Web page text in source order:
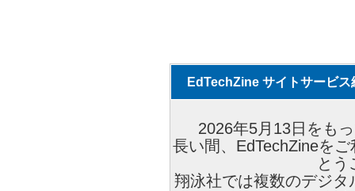
EdTechZine サイトサービス
2026年5月13日をも
長い間、EdTechZineを
とう
翔泳社では複数のデジ